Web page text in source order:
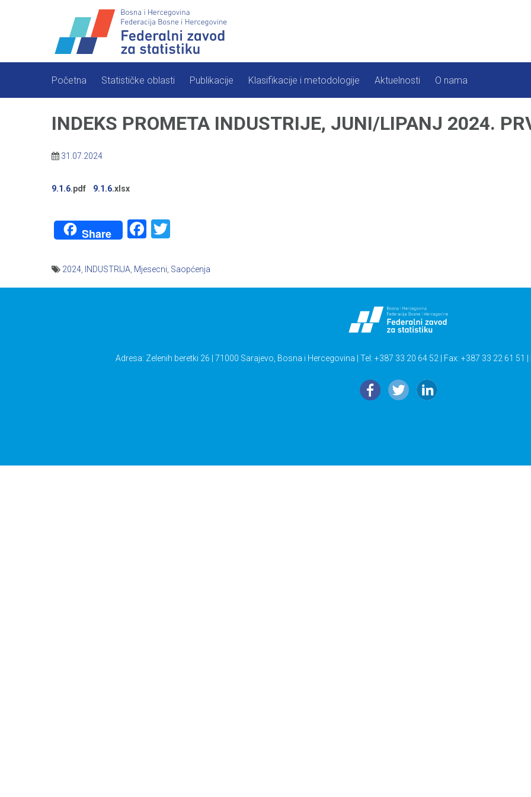
Početna Statističke oblasti Publikacije Klasifikacije i metodologije Aktuelnosti O nama
INDEKS PROMETA INDUSTRIJE, JUNI/LIPANJ 2024.
31.07.2024
9.1.6.pdf 9.1.6.xlsx
Share Facebook
2024 INDUSTRIJA Mjesecni Saopćenja
Adresa: Zelenih beretki 26 | 71000 Sarajevo, Bosna i Hercegovina | Tel: +387 33 20 64 52 | Fax: +387 33 22 61 51 |